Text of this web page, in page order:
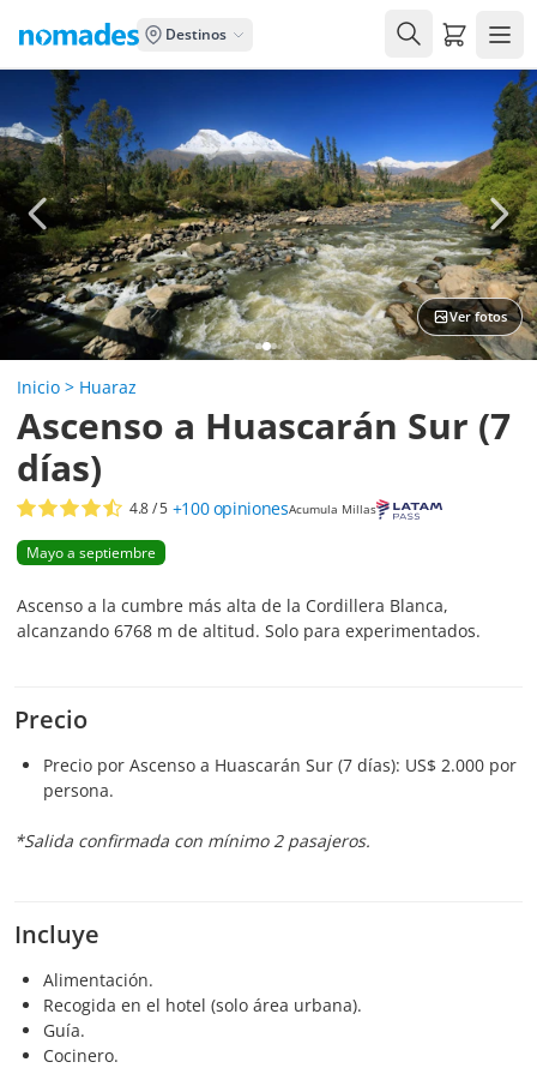
Destinos Carrito
Ver fotos
Inicio > Huaraz
Ascenso a Huascarán Sur (7
días)
4.8/ 5 +100 opinionesAcumula Millas
Mayo a septiembre
Ascenso a la cumbre más alta de la Cordillera Blanca,
alcanzando 6768 m de altitud. Solo para experimentados.
Precio
Precio por Ascenso a Huascarán Sur (7 días): US$ 2.000 por
persona.
*Salida confirmada con mínimo 2 pasajeros.
Incluye
Alimentación.
Recogida en el hotel (solo área urbana).
Guía.
Cocinero.